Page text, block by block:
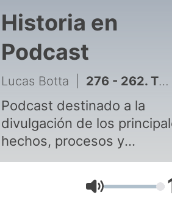
Historia en
Podcast
Lucas Botta 276 - 262. Theodore Roosevelt
Podcast destinado a la
divulgación de los
hechos, procesos y
personalidades de la
de la Humanidad, aptos
todo público. Dictados por
Głośność